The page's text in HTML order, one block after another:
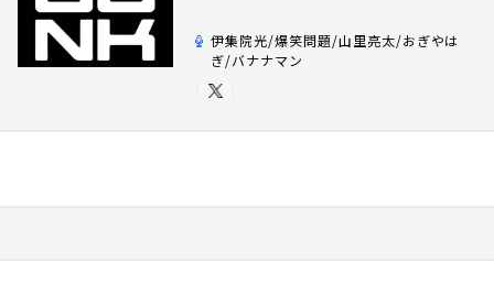
伊集院光/爆笑問題/山里亮太/おぎやは
ぎ/バナナマン